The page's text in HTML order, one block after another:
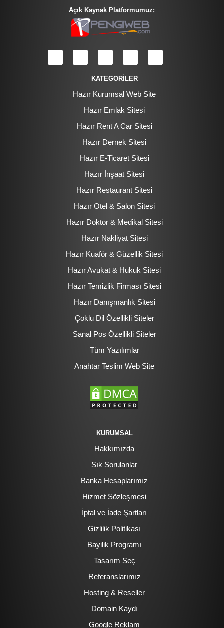
Açık Kaynak Platformumuz;
KATEGORİLER
Hazır Kurumsal Web Site
Hazır Emlak Sitesi
Hazır Rent A Car Sitesi
Hazır Dernek Sitesi
Hazır E-Ticaret Sitesi
Hazır İnşaat Sitesi
Hazır Restaurant Sitesi
Hazır Otel & Salon Sitesi
Hazır Doktor & Medikal Sitesi
Hazır Nakliyat Sitesi
Hazır Kuaför & Güzellik Sitesi
Hazır Avukat & Hukuk Sitesi
Hazır Temizlik Firması Sitesi
Hazır Danışmanlık Sitesi
Çoklu Dil Özellikli Siteler
Sanal Pos Özellikli Siteler
Tüm Yazılımlar
Anahtar Teslim Web Site
KURUMSAL
Hakkımızda
Sık Sorulanlar
Banka Hesaplarımız
Hizmet Sözleşmesi
İptal ve İade Şartları
Gizlilik Politikası
Bayilik Programı
Tasarım Seç
Referanslarımız
Hosting & Reseller
Domain Kaydı
Google Reklam